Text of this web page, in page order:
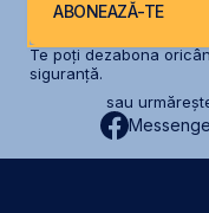
ABONEAZĂ-TE
Te poți dezabona
siguranță.
sau